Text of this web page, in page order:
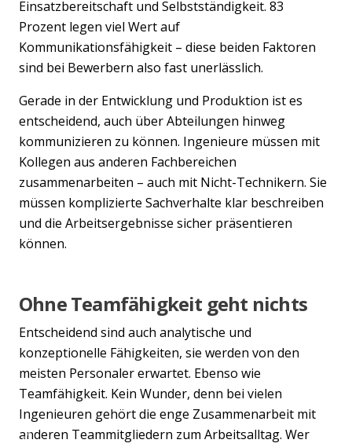
Einsatzbereitschaft und Selbstständigkeit. 83
Prozent legen viel Wert auf
Kommunikationsfähigkeit – diese beiden Faktoren
sind bei Bewerbern also fast unerlässlich.
Gerade in der Entwicklung und Produktion ist es
entscheidend, auch über Abteilungen hinweg
kommunizieren zu können. Ingenieure müssen mit
Kollegen aus anderen Fachbereichen
zusammenarbeiten – auch mit Nicht-Technikern. Sie
müssen komplizierte Sachverhalte klar beschreiben
und die Arbeitsergebnisse sicher präsentieren
können.
Ohne Teamfähigkeit geht nichts
Entscheidend sind auch analytische und
konzeptionelle Fähigkeiten, sie werden von den
meisten Personaler erwartet. Ebenso wie
Teamfähigkeit. Kein Wunder, denn bei vielen
Ingenieuren gehört die enge Zusammenarbeit mit
anderen Teammitgliedern zum Arbeitsalltag. Wer